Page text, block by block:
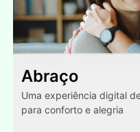
Abraço
Uma experiência digital
para conforto e alegria